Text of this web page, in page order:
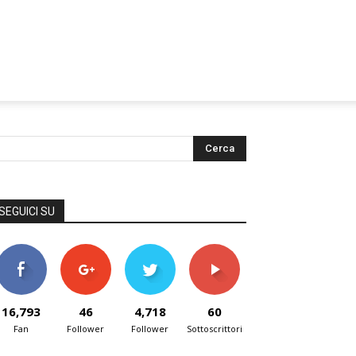
SU
16,793
Fan
46
Follower
4,718
Follower
60
Sottoscrittori